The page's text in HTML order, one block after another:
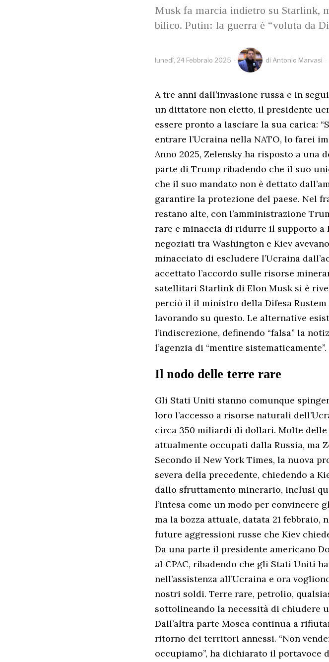
Musk fa marcia indietro su Starlink,
bilico. Putin: la guerra è “voluta da
lunedì, 24 Febbraio 2025 di Antonio Marvasi
A tre anni dall’invasione russa e in
un dittatore non eletto, il presidente
essere pronto a lasciare la sua carica:
entrare l’Ucraina nella NATO, lo farei
Anno 2025, Zelensky ha risposto a una
parte di Trump ribadendo che il suo
che il suo mandato non è dettato
garantire la protezione del paese. Nel
restano alte, con l’amministrazione
rare e minaccia di ridurre il supporto a
negoziati tra Washington e Kiev
minacciato di escludere l’Ucraina
accettato l’accordo sulle risorse
satellitari Starlink di Elon Musk si è
perciò il il ministro della Difesa Rustem
lavorando su questo. Le alternative
l’indiscrezione, definendo “falsa” la
l’agenzia di “mentire sistematicamente”.
Il nodo delle terre rare
Gli Stati Uniti stanno comunque
loro l’accesso a risorse naturali
circa 350 miliardi di dollari. Molte delle
attualmente occupati dalla Russia, ma
Secondo il New York Times, la nuova
severa della precedente, chiedendo a
dallo sfruttamento minerario, inclusi
l’intesa come un modo per convincere
ma la bozza attuale, datata 21
future aggressioni russe che Kiev
Da una parte il presidente americano
al CPAC, ribadendo che gli Stati Uniti
nell’assistenza all’Ucraina e ora
nostri soldi. Terre rare, petrolio,
sottolineando la necessità di chiudere
Dall’altra parte Mosca continua a
ritorno dei territori annessi. “Non
occupiamo”, ha dichiarato il portavoce